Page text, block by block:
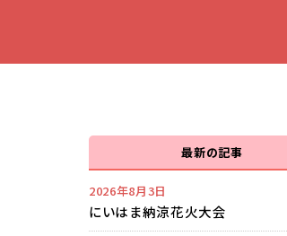
最新の記事
2026年8月3日
にいはま納涼花火大会